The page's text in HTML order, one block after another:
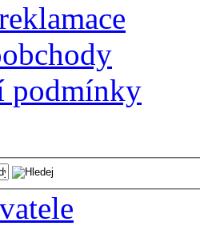
podmínky